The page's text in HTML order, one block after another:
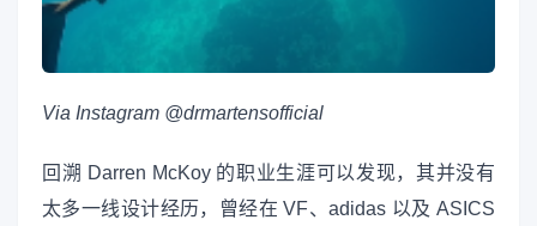
Via Instagram @drmartensofficial
回溯 Darren McKoy 的职业生涯可以发现，其并没有
太多一线设计经历，曾经在 VF、adidas 以及 ASICS